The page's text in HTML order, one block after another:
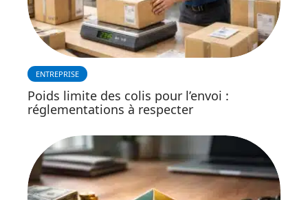
ENTREPRISE
Poids limite des colis pour l’envoi :
réglementations à respecter